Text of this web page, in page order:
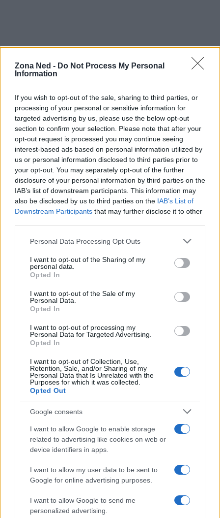
Zona Ned - Do Not Process My Personal
Information
If you wish to opt-out of the sale, sharing to third parties, or
processing of your personal or sensitive information for
targeted advertising by us, please use the below opt-out
section to confirm your selection. Please note that after your
opt-out request is processed you may continue seeing
interest-based ads based on personal information utilized by
us or personal information disclosed to third parties prior to
your opt-out. You may separately opt-out of the further
disclosure of your personal information by third parties on the
IAB’s list of downstream participants. This information may
also be disclosed by us to third parties on the IAB’s List of
Downstream Participants that may further disclose it to other
Please note that this website/app uses one or more Google
not limited to your visit or usage behaviour. You may click to
grant or deny consent to Google and its third-party tags to
use your data for below specified purposes in below Google
consent section.
Personal Data Processing Opt Outs
I want to opt-out of the Sharing of my
personal data.
Opted In
I want to opt-out of the Sale of my
Personal Data.
Opted In
I want to opt-out of processing my
Personal Data for Targeted Advertising.
Opted In
I want to opt-out of Collection, Use,
Retention, Sale, and/or Sharing of my
Personal Data that Is Unrelated with the
Purposes for which it was collected.
Opted Out
Google consents
I want to allow Google to enable storage
related to advertising like cookies on web or
device identifiers in apps.
I want to allow my user data to be sent to
Google for online advertising purposes.
I want to allow Google to send me
personalized advertising.
AUTORE
Staff
Continua a leggere
NERD NEWS